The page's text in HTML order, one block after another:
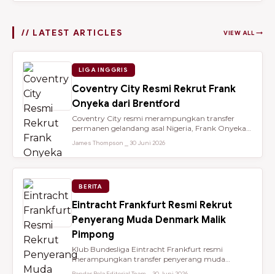
// LATEST ARTICLES VIEW ALL →
LIGA INGGRIS
Coventry City Resmi Rekrut Frank
Onyeka dari Brentford
Coventry City resmi merampungkan transfer
permanen gelandang asal Nigeria, Frank Onyeka,
James Thompson ⎯ 30 Juni 2026
BERITA
Eintracht Frankfurt Resmi Rekrut
Penyerang Muda Denmark Malik
Pimpong
Klub Bundesliga Eintracht Frankfurt resmi
merampungkan transfer penyerang muda